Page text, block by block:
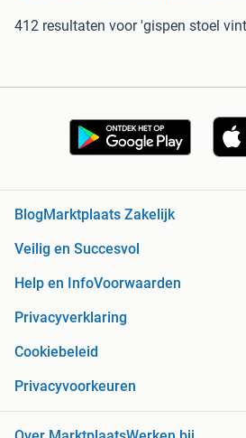
412 resultaten voor 'gispen stoel
BlogMarktplaats Zakelijk
Veilig en Succesvol
Help en InfoVoorwaarden
Privacyverklaring
Cookiebeleid
Privacyvoorkeuren